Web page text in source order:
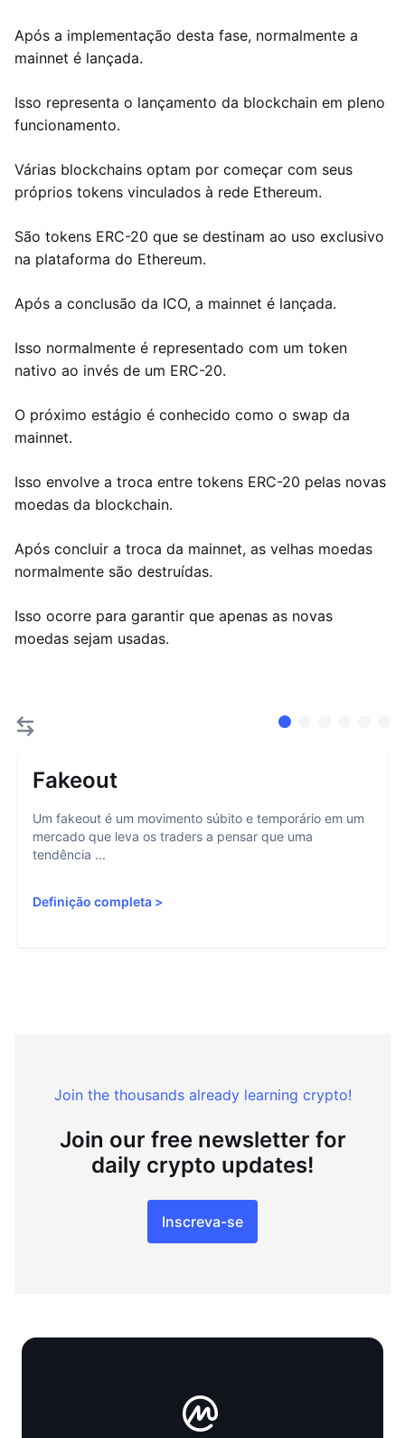
Após a implementação desta fase, normalmente a
mainnet é lançada.
Isso representa o lançamento da blockchain em pleno
funcionamento.
Várias blockchains optam por começar com seus
próprios tokens vinculados à rede Ethereum.
São tokens ERC-20 que se destinam ao uso exclusivo
na plataforma do Ethereum.
Após a conclusão da ICO, a mainnet é lançada.
Isso normalmente é representado com um token
nativo ao invés de um ERC-20.
O próximo estágio é conhecido como o swap da
mainnet.
Isso envolve a troca entre tokens ERC-20 pelas novas
moedas da blockchain.
Após concluir a troca da mainnet, as velhas moedas
normalmente são destruídas.
Isso ocorre para garantir que apenas as novas
moedas sejam usadas.
Fakeout
Um fakeout é um movimento súbito e temporário em um
mercado que leva os traders a pensar que uma
tendência ...
Definição completa >
Join the thousands already learning crypto!
Join our free newsletter for
daily crypto updates!
Inscreva-se